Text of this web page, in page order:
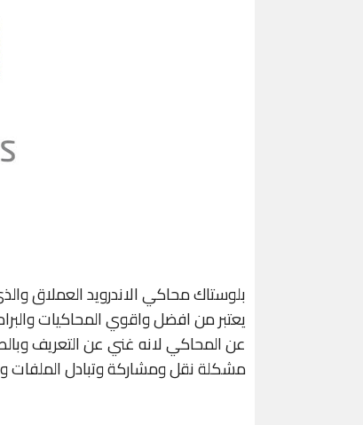
بلوستاك محاكي الاندرويد العملاق
يعتبر من افضل واقوي المحاكيات
عن المحاكي لانه غني عن التعريف
مشكلة نقل ومشاركة وتبادل الملفات